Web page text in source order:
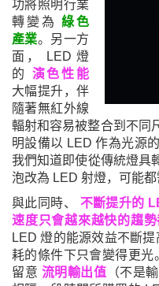
功將照明行業
轉變為綠色
產業。另一方
面 ，
LED 燈
的 演色性能
大幅提升，伴
隨著無紅外線
輻射和容易被整合到不同
明設備以 LED 作為光源
我們知道即使從傳統燈具
泡改為 LED 射燈，可能
與此同時、
不斷提升的
速度只會越來越快 的趨
LED 燈的能源效益不斷
耗的條件下只會變得更光
留意 流明輸出值 （不是